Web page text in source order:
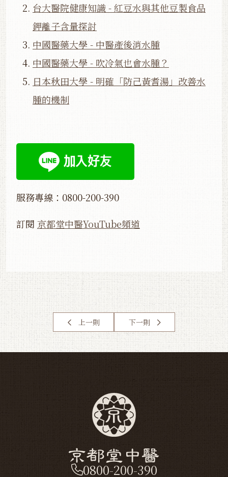
台大醫院健康知識 - 紅豆水與其他豆製食品
鉀離子含量探討
中國醫藥大學 - 中醫產後消水腫
中國醫藥大學 - 吹冷氣也會水腫？
日本秋田大學 - 明確「防己黃耆湯」改善水
腫的機制
服務專線：0800-200-390
訂閱 京都堂中醫YouTube頻道
上一則 下一則
0800-200-390